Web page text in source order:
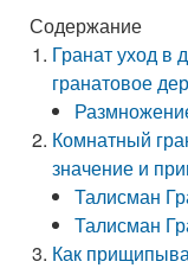
Содержание
Гранат уход в
гранатовое
Комнатный
значение и
Талисман
Талисман
Как